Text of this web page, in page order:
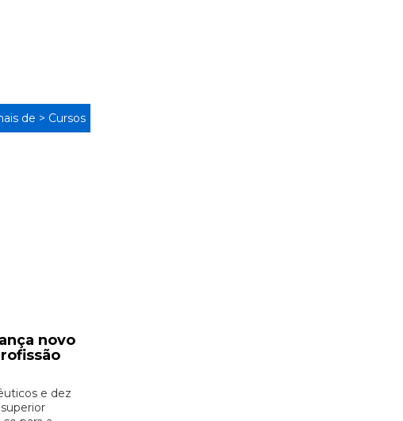
de > Cursos
novo
e dez